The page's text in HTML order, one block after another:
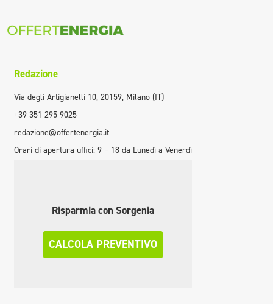
Redazione
Via degli Artigianelli 10, 20159, Milano (IT)
+39 351 295 9025
redazione@offertenergia.it
Orari di apertura uffici: 9 – 18 da Lunedì a Venerdì
Risparmia con Sorgenia
CALCOLA PREVENTIVO